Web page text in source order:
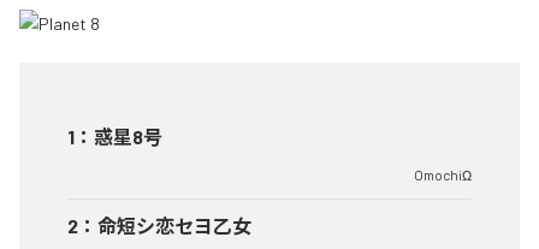
1 ： 惑星8号
OmochiΩ
2 ： 命短シ恋セヨ乙女